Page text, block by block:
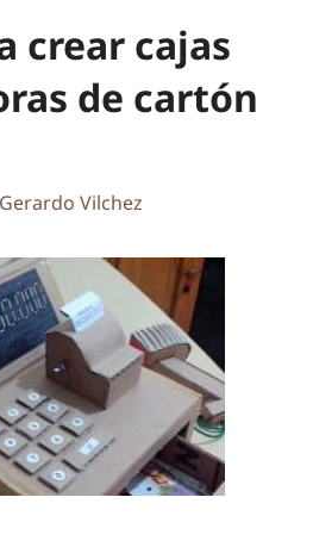
crear cajas
de cartón
Gerardo Vilchez